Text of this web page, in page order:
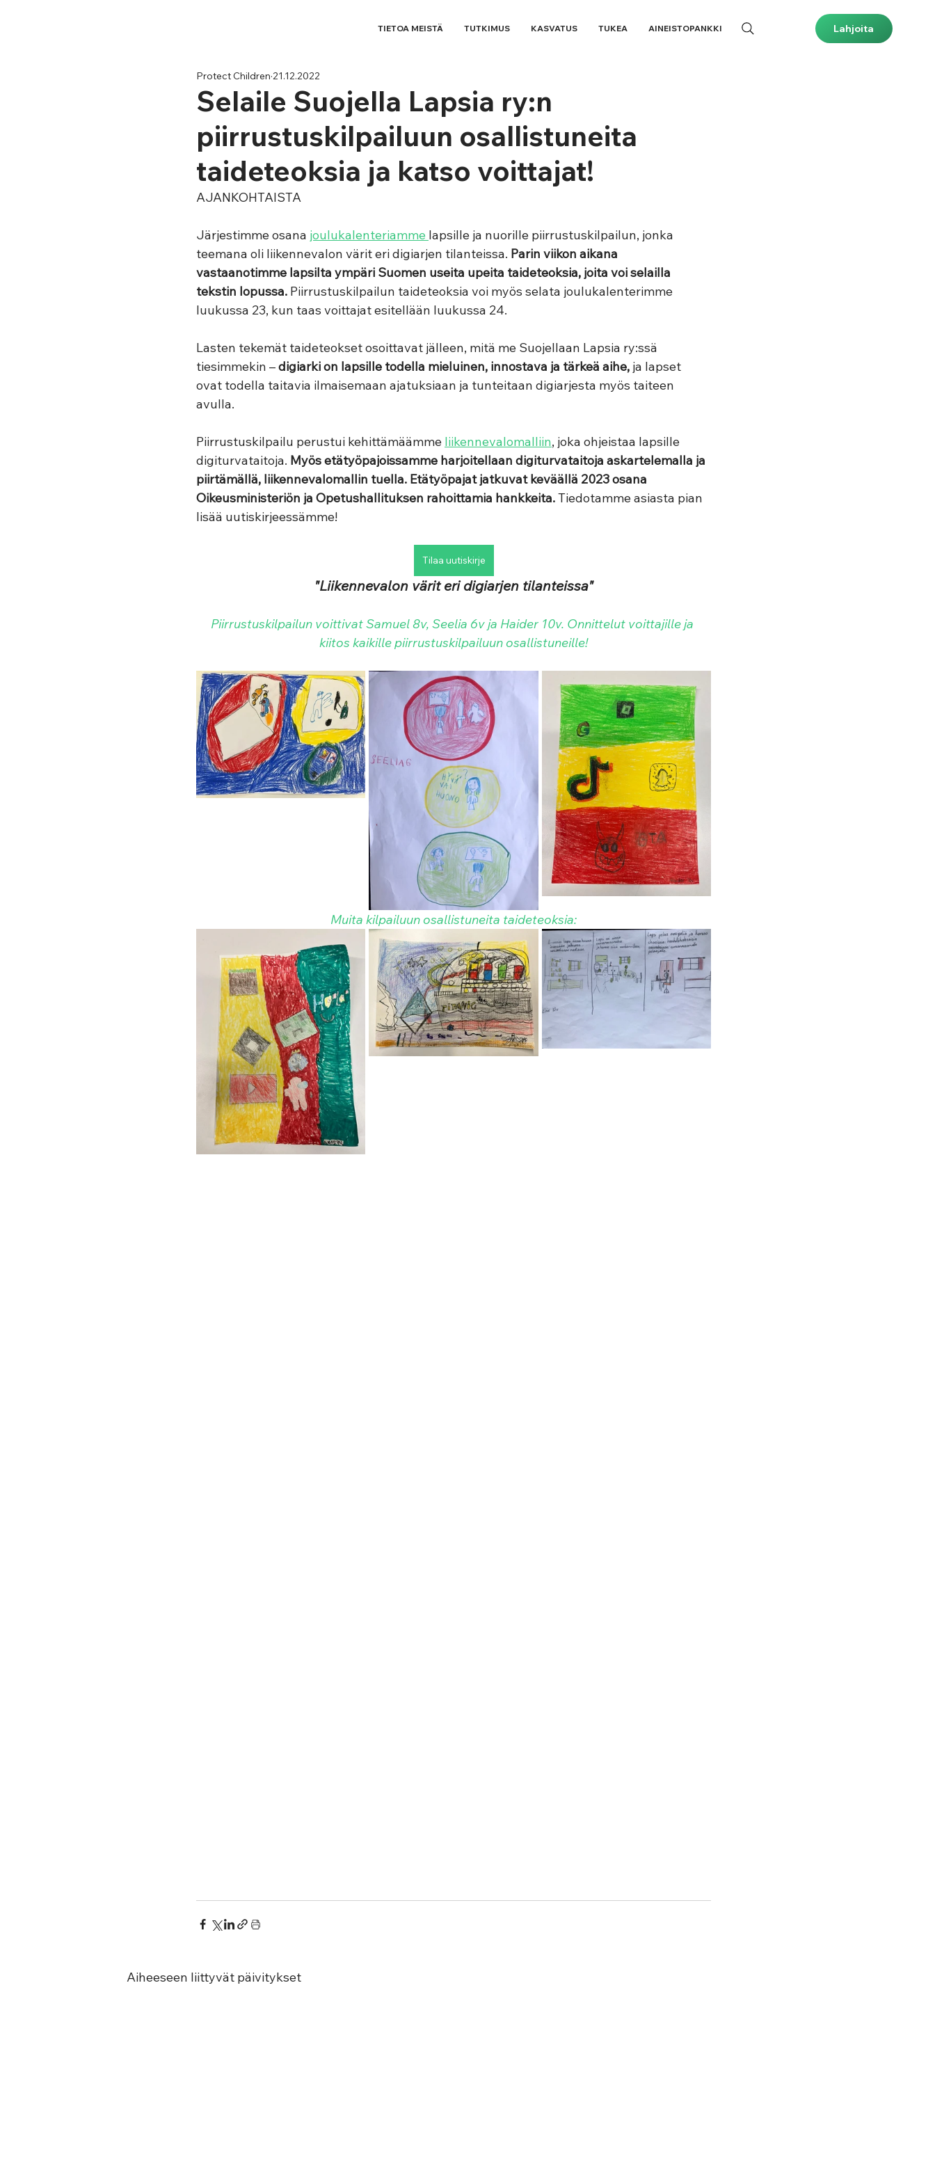
TIETOA MEISTÄ TUTKIMUS KASVATUS TUKEA AINEISTOPANKKI Lahjoita
Selaile Suojella Lapsia ry:n
piirrustuskilpailuun osallistuneita
taideteoksia ja katso voittajat!
Protect Children 21.12.2022
AJANKOHTAISTA
Järjestimme osana joulukalenteriamme lapsille ja nuorille piirrustuskilpailun, jonka
teemana oli liikennevalon värit eri digiarjen tilanteissa. Parin viikon aikana
vastaanotimme lapsilta ympäri Suomen useita upeita taideteoksia, joita voi selailla
tekstin lopussa. Piirrustuskilpailun taideteoksia voi myös selata joulukalenterimme
luukussa 23, kun taas voittajat esitellään luukussa 24.
Lasten tekemät taideteokset osoittavat jälleen, mitä me Suojellaan Lapsia ry:ssä
tiesimmekin – digiarki on lapsille todella mieluinen, innostava ja tärkeä aihe, ja lapset
ovat todella taitavia ilmaisemaan ajatuksiaan ja tunteitaan digiarjesta myös taiteen
avulla.
Piirrustuskilpailu perustui kehittämäämme liikennevalomalliin, joka ohjeistaa lapsille
digiturvataitoja. Myös etätyöpajoissamme harjoitellaan digiturvataitoja askartelemalla ja
piirtämällä, liikennevalomallin tuella. Etätyöpajat jatkuvat keväällä 2023 osana
Oikeusministeriön ja Opetushallituksen rahoittamia hankkeita. Tiedotamme asiasta pian
lisää uutiskirjeessämme!
Tilaa uutiskirje
"Liikennevalon värit eri digiarjen tilanteissa"
Piirrustuskilpailun voittivat Samuel 8v, Seelia 6v ja Haider 10v. Onnittelut voittajille ja
kiitos kaikille piirrustuskilpailuun osallistuneille!
Muita kilpailuun osallistuneita taideteoksia:
Aiheeseen liittyvät päivitykset